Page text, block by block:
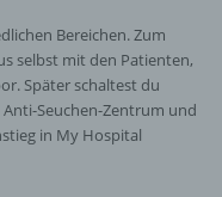
Bereichen. Zum
selbst mit den Patienten,
Später schaltest du
Seuchen-Zentrum und
in My Hospital